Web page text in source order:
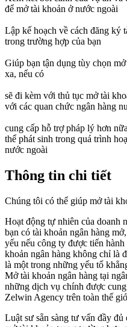
để mở tài khoản ở nước ngoài
Lập kế hoạch về cách đăng ký
trong trường hợp của bạn
Giúp bạn tận dụng tùy chọn
xa, nếu có
sẽ đi kèm với thủ tục mở tài
với các quan chức ngân hàng
cung cấp hỗ trợ pháp lý hơn
thể phát sinh trong quá trình
nước ngoài
Thông tin chi tiết
Chúng tôi có thể giúp mở tài
Hoạt động tự nhiên của doanh
bạn có tài khoản ngân hàng
yếu nếu công ty được tiến
khoản ngân hàng không chỉ là
là một trong những yếu tố
Mở tài khoản ngân hàng tại
những dịch vụ chính được
Zelwin Agency trên toàn thế
Luật sư sẵn sàng tư vấn đầy